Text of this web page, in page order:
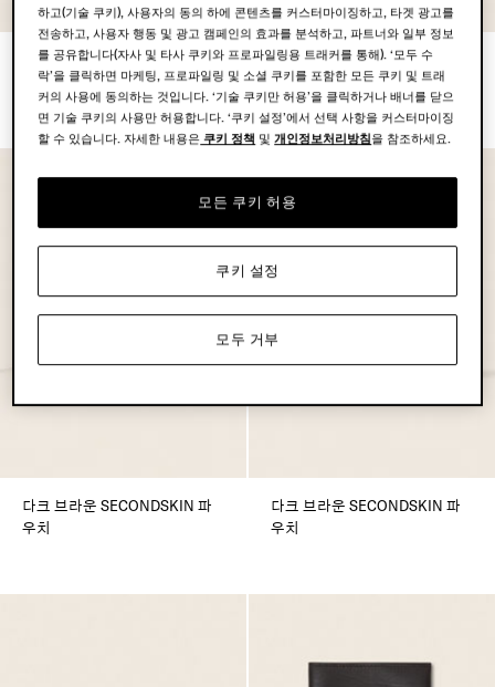
다크 브라운 SECONDSKIN
Softy 파우치
다크 브라운 SECONDSKIN 클
러치
다크 브라운 SECONDSKIN 파
우치
다크 브라운 SECONDSKIN 파
우치
하고(기술 쿠키), 사용자의 동의 하에 콘텐츠를 커스터마이징하고, 타겟 광고를
전송하고, 사용자 행동 및 광고 캠페인의 효과를 분석하고, 파트너와 일부 정보
를 공유합니다(자사 및 타사 쿠키와 프로파일링용 트래커를 통해). ‘모두 수
락’을 클릭하면 마케팅, 프로파일링 및 소셜 쿠키를 포함한 모든 쿠키 및 트래
커의 사용에 동의하는 것입니다. ‘기술 쿠키만 허용’을 클릭하거나 배너를 닫으
면 기술 쿠키의 사용만 허용합니다. ‘쿠키 설정’에서 선택 사항을 커스터마이징
할 수 있습니다. 자세한 내용은 쿠키 정책 및개인정보처리방침을 참조하세요.
모두 거부
모든 쿠키 허용
쿠키 설정